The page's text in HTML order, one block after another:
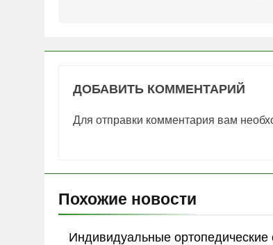
ДОБАВИТЬ КОММЕНТАРИЙ
Для отправки комментария вам
Похожие новости
Индивидуальные ортопедические